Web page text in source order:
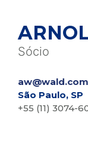
Sócio
São Paulo, SP
+55 (11) 3074-